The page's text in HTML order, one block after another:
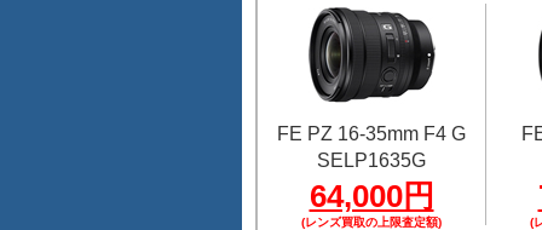
FE PZ 16-35mm F4 G
SELP1635G
64,000円
(レンズ買取の上限査定額) (